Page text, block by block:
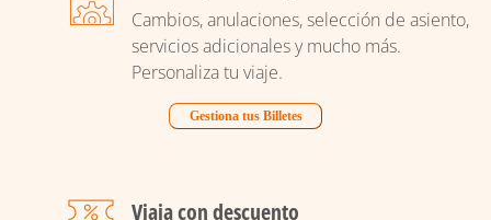
Cambios, anulaciones, selección de asiento,
servicios adicionales y mucho más.
Personaliza tu viaje.
Gestiona tus Billetes
Viaja con descuento